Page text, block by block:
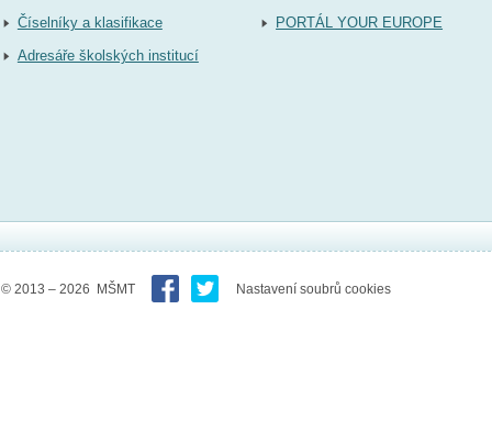
Číselníky a klasifikace
Adresáře školských institucí
PORTÁL YOUR EUROPE
© 2013 – 2026 MŠMT Nastavení soubrů cookies